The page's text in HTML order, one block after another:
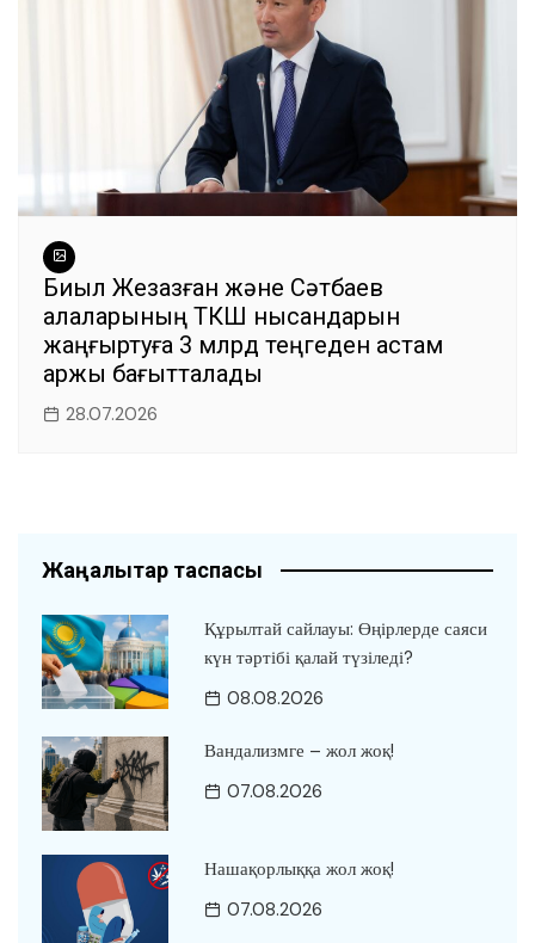
Биыл Жезқазған және Сәтбаев
қалаларының ТКШ нысандарын
жаңғыртуға 3 млрд теңгеден астам
қаржы бағытталады
28.07.2026
Жаңалықтар таспасы
Құрылтай сайлауы: Өңірлерде саяси
күн тәртібі қалай түзіледі?
08.08.2026
Вандализмге – жол жоқ!
07.08.2026
Нашақорлыққа жол жоқ!
07.08.2026